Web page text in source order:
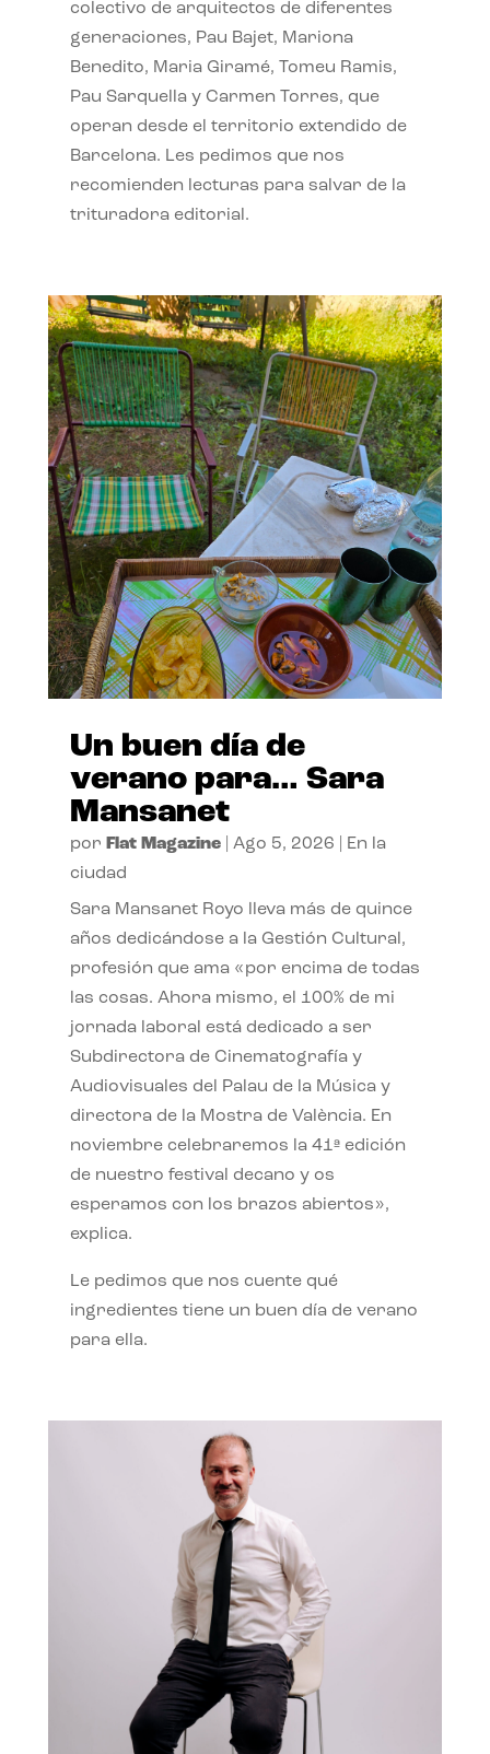
colectivo de arquitectos de diferentes
generaciones, Pau Bajet, Mariona
Benedito, Maria Giramé, Tomeu Ramis,
Pau Sarquella y Carmen Torres, que
operan desde el territorio extendido de
Barcelona. Les pedimos que nos
recomienden lecturas para salvar de la
trituradora editorial.
Un buen día de
verano para… Sara
Mansanet
por Flat Magazine| Ago 5, 2026
En la
ciudad
Sara Mansanet Royo lleva más de quince
años dedicándose a la Gestión Cultural,
profesión que ama «por encima de todas
las cosas. Ahora mismo, el 100% de mi
jornada laboral está dedicado a ser
Subdirectora de Cinematografía y
Audiovisuales del Palau de la Música y
directora de la Mostra de València. En
noviembre celebraremos la 41ª edición
de nuestro festival decano y os
esperamos con los brazos abiertos»,
explica.
Le pedimos que nos cuente qué
ingredientes tiene un buen día de verano
para ella.